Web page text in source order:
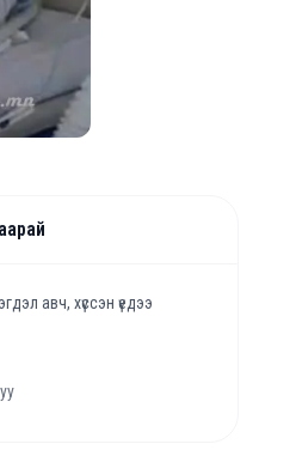
авч, хүссэн үедээ